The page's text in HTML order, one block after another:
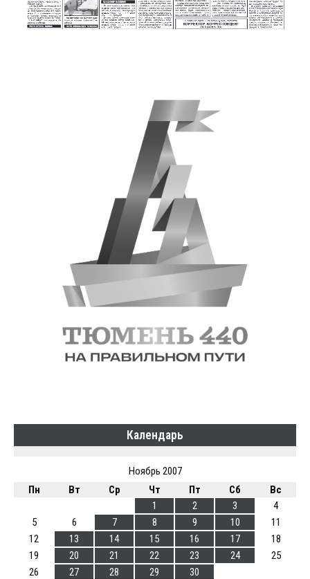
Календарь
Ноябрь 2007
Пн
Вт Ср Чт Пт Сб
Вс
1
2 3
4
5
6 7 8 9 10
11
12
13 14 15 16 17
18
19
20 21 22 23 24
25
26
27 28 29
30